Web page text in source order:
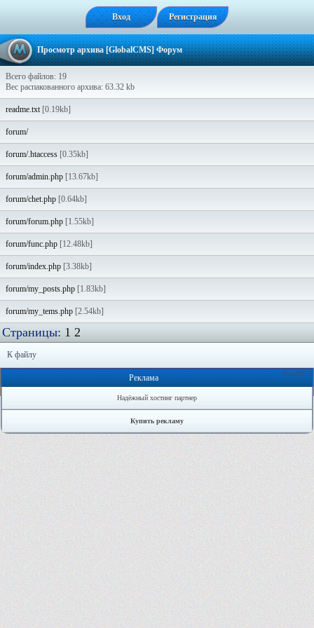
Вход Регистрация
Просмотр архива [GlobalCMS] Форум
Всего файлов: 19
Вес распакованного архива: 63.32 kb
readme.txt[0.19kb]
forum/
forum/.htaccess [0.35kb]
forum/admin.php [13.67kb]
forum/chet.php [0.64kb]
forum/forum.php [1.55kb]
forum/func.php [12.48kb]
forum/index.php [3.38kb]
forum/my_posts.php [1.83kb]
forum/my_tems.php [2.54kb]
Страницы: 1 2
К файлу
Онлайн: 1
Реклама
Надёжный хостинг партнер
Купить рекламу